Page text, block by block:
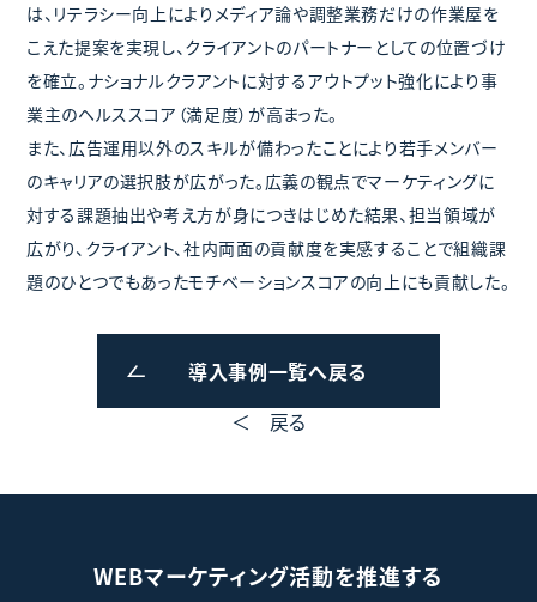
は、リテラシー向上によりメディア論や調整業務だけの作業屋を
こえた提案を実現し、クライアントのパートナーとしての位置づけ
を確立。ナショナルクラアントに対するアウトプット強化により事
業主のヘルススコア（満足度）が高まった。
また、広告運用以外のスキルが備わったことにより若手メンバー
のキャリアの選択肢が広がった。広義の観点でマーケティングに
対する課題抽出や考え方が身につきはじめた結果、担当領域が
広がり、クライアント、社内両面の貢献度を実感することで組織課
題のひとつでもあったモチベーションスコアの向上にも貢献した。
導入事例一覧へ戻る
＜ 戻る
WEBマーケティング活動を推進する